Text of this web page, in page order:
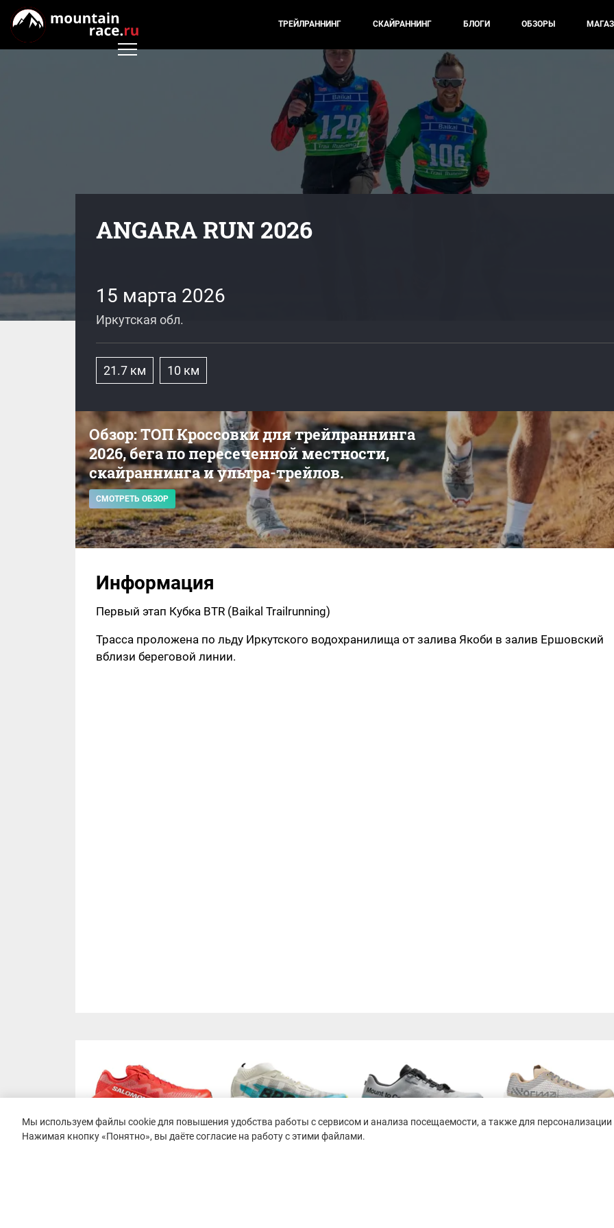
ТРЕЙЛРАННИНГ СКАЙРАННИНГ БЛОГИ ОБЗОРЫ
ANGARA RUN 2026
15 марта 2026
Иркутская обл.
21.7 км 10 км
Обзор: ТОП Кроссовки для трейлраннинга
2026, бега по пересеченной местности,
скайраннинга и ультра-трейлов.
СМОТРЕТЬ ОБЗОР
Информация
Первый этап Кубка BTR (Baikal Trailrunning)
Трасса проложена по льду Иркутского водохранилища от залива Якоби в залив Ершовский
вблизи береговой линии.
Мы используем файлы cookie для повышения удобства работы с сервисом и анализа посещаемости, а также для персонализации
Нажимая кнопку «Понятно», вы даёте согласие на работу с этими файлами.